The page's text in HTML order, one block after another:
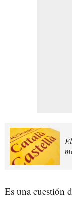
Es una cuestión